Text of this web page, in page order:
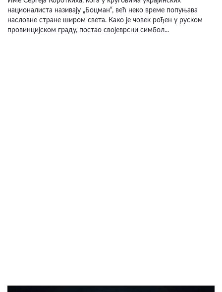
националиста називају „Боцман“, већ неко време попуњава
насловне стране широм света. Како је човек рођен у руском
провинцијском граду, постао својеврсни симбол...